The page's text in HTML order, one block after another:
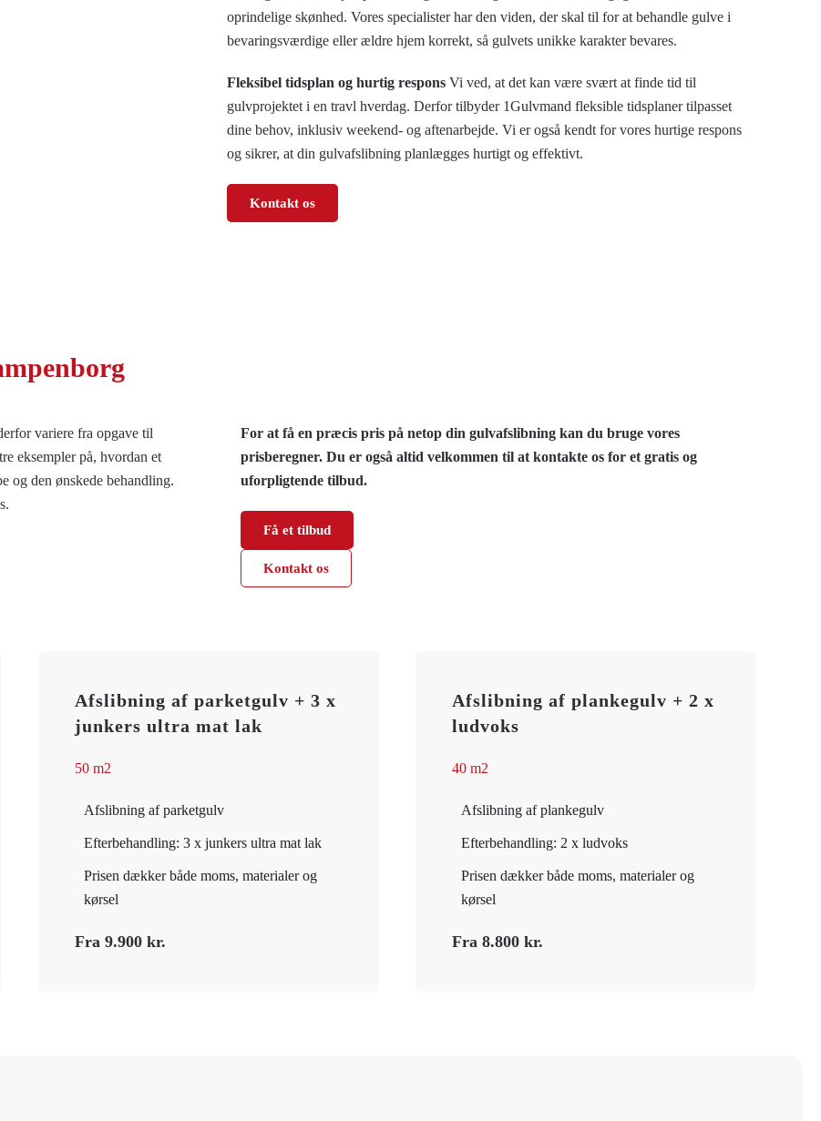
oprindelige skønhed. Vores specialister har den viden, der skal til for at behandle gulve i
bevaringsværdige eller ældre hjem korrekt, så gulvets unikke karakter bevares.
Fleksibel tidsplan og hurtig respons Vi ved, at det kan være svært at finde tid til
gulvprojektet i en travl hverdag. Derfor tilbyder 1Gulvmand fleksible tidsplaner tilpasset
dine behov, inklusiv weekend- og aftenarbejde. Vi er også kendt for vores hurtige respons
og sikrer, at din gulvafslibning planlægges hurtigt og effektivt.
Kontakt os
variere fra opgave til
eksempler på, hvordan et
og den ønskede behandling.
For at få en præcis pris på netop din gulvafslibning kan du bruge vores
prisberegner. Du er også altid velkommen til at kontakte os for et gratis og
uforpligtende tilbud.
Få et tilbud
Kontakt os
Afslibning af parketgulv + 3 x
junkers ultra mat lak
50 m2
Afslibning af parketgulv
Efterbehandling: 3 x junkers ultra mat lak
Prisen dækker både moms, materialer og
kørsel
Fra 9.900 kr.
Afslibning af plankegulv + 2 x
ludvoks
40 m2
Afslibning af plankegulv
Efterbehandling: 2 x ludvoks
Prisen dækker både moms, materialer og
kørsel
Fra 8.800 kr.